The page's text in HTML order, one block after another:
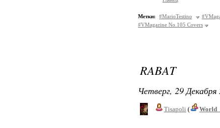
Метки: #MarioTestino
#VMagazine No.105 Covers
RABAT
Четверг, 29
Tisapoli (